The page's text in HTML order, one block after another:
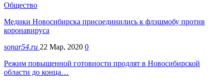
Общество
Медики Новосибирска присоединились к флэшмобу против
коронавируса
sonar54.ru 22 Мар, 2020 0
Режим повышенной готовности продлят в Новосибирской
области до конца…